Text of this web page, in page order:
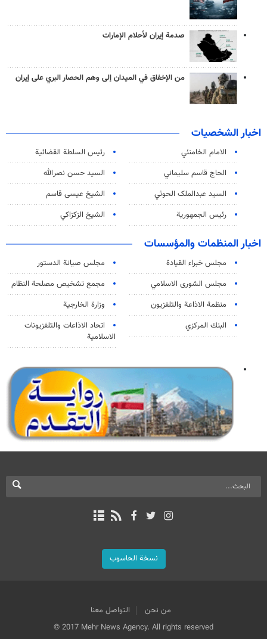
صدمة إيران لأحلام الإمارات
من الإخفاق في الميدان إلى وهم الحصار البري على إيران
اخبار الشخصيات
الامام الخامنئي
رئیس السلطة القضائیة
الحاج قاسم سليماني
السيد حسن نصرالله
السید عبدالملک الحوثي
الشيخ عيسى قاسم
رئيس الجمهورية
الشيخ الزكزاكي
اخبار المنظمات والمؤسسات
مجلس خبراء القيادة
مجلس صيانة الدستور
مجلس الشورى الاسلامي
مجمع تشخيص مصلحة النظام
منظمة الاذاعة والتلفزیون
وزارة الخارجية
البنك المركزي
اتحاد الاذاعات والتلفزيونات
الاسلامية
نسخة الحاسوب
من نحن
التواصل معنا
© 2017 Mehr News Agency. All rights reserved